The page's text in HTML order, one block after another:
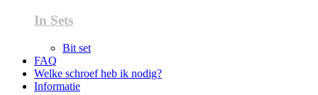
In Sets
Bit set
FAQ
Welke schroef heb ik nodig?
Informatie